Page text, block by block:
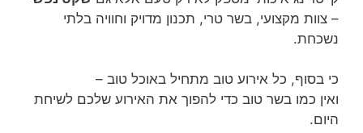
– צוות מקצועי, בשר טרי, תכנון מדויק וחוויה בלתי
נשכחת.
כי בסוף, כל אירוע טוב מתחיל באוכל טוב –
ואין כמו בשר טוב כדי להפוך את האירוע שלכם לשיחת
היום.